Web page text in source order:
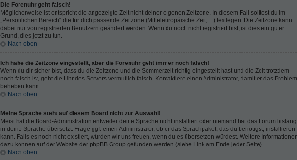
Die Forenuhr geht falsch!
Möglicherweise ist entspricht die angezeigte Zeit nicht deiner eigenen Zeitzone. In diesem Fall solltest du im
„Persönlichen Bereich“ die für dich passende Zeitzone (Mitteleuropäische Zeit, ...) festlegen. Die Zeitzone kann
dabei nur von registrierten Benutzern geändert werden. Wenn du noch nicht registriert bist, ist dies ein guter
Grund, dies jetzt zu tun.
Nach oben
Ich habe die Zeitzone eingestellt, aber die Forenuhr geht immer noch falsch!
Wenn du dir sicher bist, dass du die Zeitzone und die Sommerzeit richtig eingestellt hast und die Zeit trotzdem
noch falsch ist, geht die Uhr des Servers vermutlich falsch. Kontaktiere einen Administrator, damit er das Problem
beheben kann.
Nach oben
Meine Sprache steht auf diesem Board nicht zur Auswahl!
Meist hat die Board-Administration entweder deine Sprache nicht installiert oder niemand hat das Forum bislang
in deine Sprache übersetzt. Frage ggf. einen Administrator, ob er das Sprachpaket, das du benötigst, installieren
kann. Falls es noch nicht existiert, würden wir uns freuen, wenn du es übersetzen würdest. Weitere Informationen
dazu können auf der Website der phpBB Group gefunden werden (siehe Link am Ende jeder Seite).
Nach oben